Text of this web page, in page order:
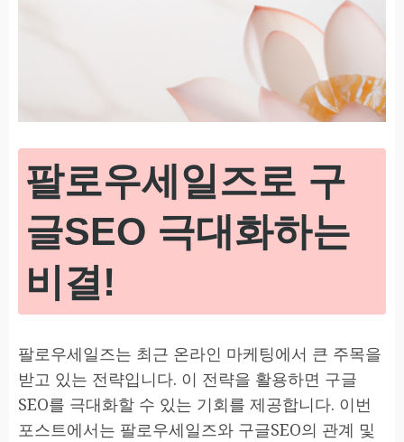
팔로우세일즈로 구
글SEO 극대화하는
비결!
팔로우세일즈는 최근 온라인 마케팅에서 큰 주목을
받고 있는 전략입니다. 이 전략을 활용하면 구글
SEO를 극대화할 수 있는 기회를 제공합니다. 이번
포스트에서는 팔로우세일즈와 구글SEO의 관계 및